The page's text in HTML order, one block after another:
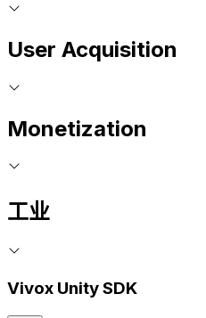
User Acquisition
Monetization
工业
Vivox Unity SDK